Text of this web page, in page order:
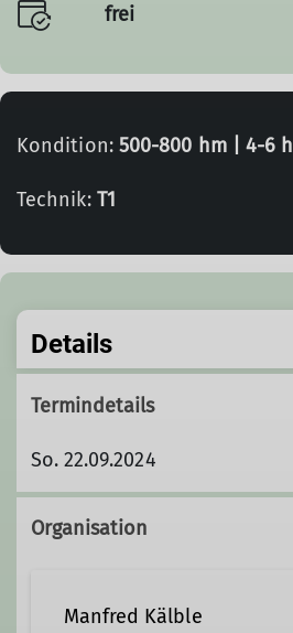
frei
Kondition: 500-800 hm | 4-6 h
Technik: T1
Details
Termindetails
So. 22.09.2024
Organisation
Manfred Kälble